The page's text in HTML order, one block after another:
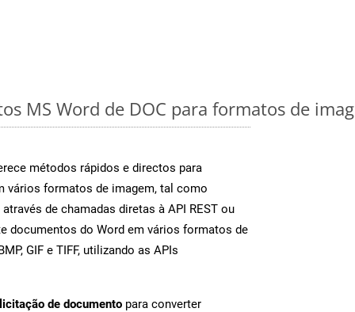
MS Word de DOC para formatos de
métodos rápidos e directos para
vários formatos de imagem, tal como
de chamadas diretas à API REST ou
documentos do Word em vários formatos de
GIF e TIFF, utilizando as APIs
de documento para converter